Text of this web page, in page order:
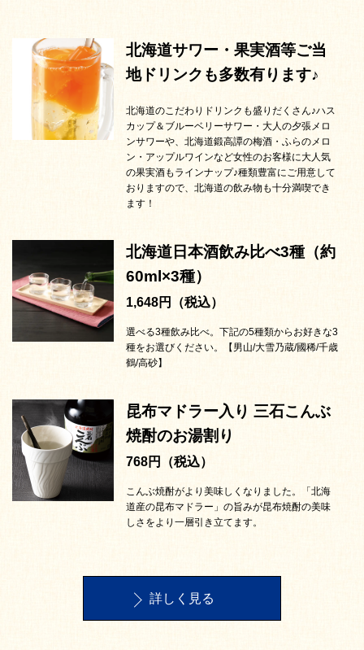
北海道サワー・果実酒等ご当
地ドリンクも多数有ります♪
北海道のこだわりドリンクも盛りだくさん♪ハス
カップ＆ブルーベリーサワー・大人の夕張メロ
ンサワーや、北海道鍛高譚の梅酒・ふらのメロ
ン・アップルワインなど女性のお客様に大人気
の果実酒もラインナップ♪種類豊富にご用意して
おりますので、北海道の飲み物も十分満喫でき
ます！
北海道日本酒飲み比べ3種（約
60ml×3種）
1,648円（税込）
選べる3種飲み比べ。下記の5種類からお好きな3
種をお選びください。【男山/大雪乃蔵/國稀/千歳
鶴/高砂】
昆布マドラー入り 三石こんぶ
焼酎のお湯割り
768円（税込）
こんぶ焼酎がより美味しくなりました。「北海
道産の昆布マドラー」の旨みが昆布焼酎の美味
しさをより一層引き立てます。
詳しく見る